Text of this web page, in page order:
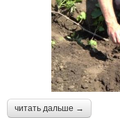
читать дальше →